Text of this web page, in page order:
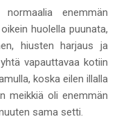
enemmän
huolella puunata,
hiusten harjaus ja
vapauttavaa kotiin
koska eilen illalla
meikkiä oli enemmän
sama setti.